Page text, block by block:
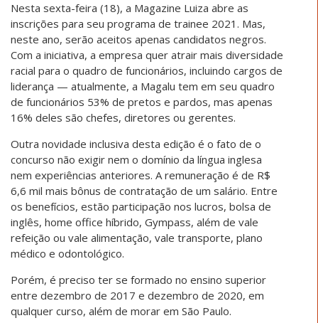
Nesta sexta-feira (18), a Magazine Luiza abre as
inscrições para seu programa de trainee 2021. Mas,
neste ano, serão aceitos apenas candidatos negros.
Com a iniciativa, a empresa quer atrair mais diversidade
racial para o quadro de funcionários, incluindo cargos de
liderança — atualmente, a Magalu tem em seu quadro
de funcionários 53% de pretos e pardos, mas apenas
16% deles são chefes, diretores ou gerentes.
Outra novidade inclusiva desta edição é o fato de o
concurso não exigir nem o domínio da língua inglesa
nem experiências anteriores. A remuneração é de R$
6,6 mil mais bônus de contratação de um salário. Entre
os benefícios, estão participação nos lucros, bolsa de
inglês, home office híbrido, Gympass, além de vale
refeição ou vale alimentação, vale transporte, plano
médico e odontológico.
Porém, é preciso ter se formado no ensino superior
entre dezembro de 2017 e dezembro de 2020, em
qualquer curso, além de morar em São Paulo.